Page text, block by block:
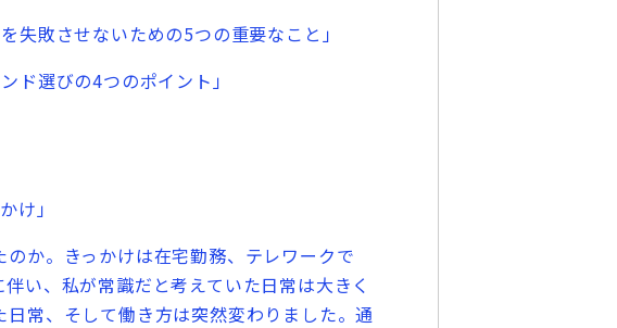
敗させないための5つの重要なこと」
選びの4つのポイント」
」
か。きっかけは在宅勤務、テレワークで
い、私が常識だと考えていた日常は大きく
常、そして働き方は突然変わりました。通